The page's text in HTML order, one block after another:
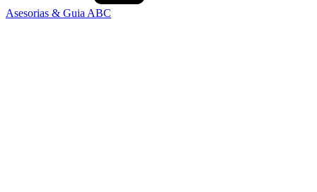
Asesorias & Guia ABC